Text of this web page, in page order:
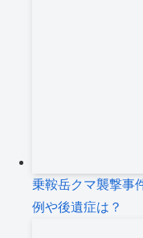
乗鞍岳クマ襲撃事
例や後遺症は？